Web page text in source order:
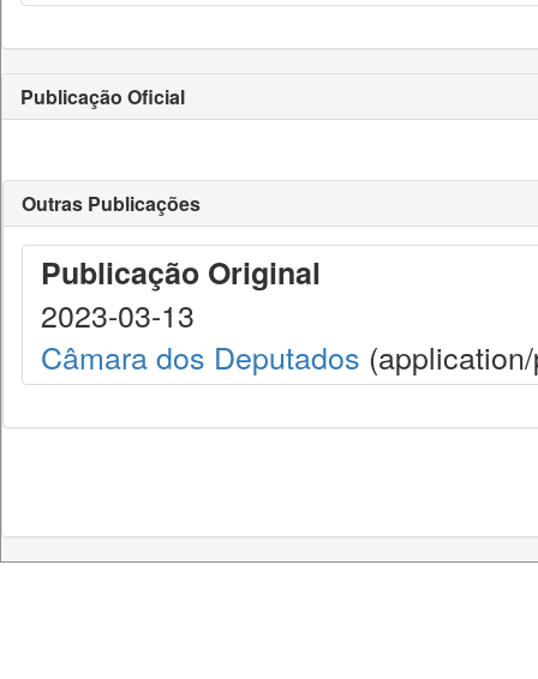
Publicação Oficial
Outras Publicações
Publicação Original
2023-03-13
Câmara dos Deputados